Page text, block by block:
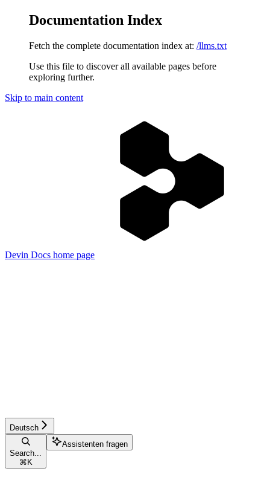
Documentation Index
Fetch the complete documentation index at: /llms.txt
Use this file to discover all available pages before
exploring further.
Skip to main content
Devin Docs home page
Deutsch
Search...
⌘ K
Assistenten fragen